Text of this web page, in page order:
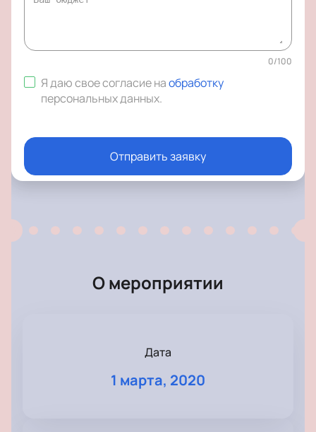
0/100
Я даю свое согласие наобработку
персональных данных.
Отправить заявку
О мероприятии
Дата
1 марта, 2020